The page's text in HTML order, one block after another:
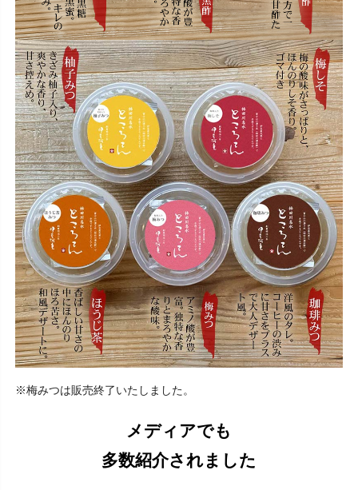
※梅みつは販売終了いたしました。
メディアでも
多数紹介されました